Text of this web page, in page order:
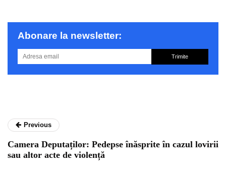
Abonare la newsletter:
Trimite
Previous
Camera Deputaților: Pedepse înăsprite în cazul lovirii
sau altor acte de violență